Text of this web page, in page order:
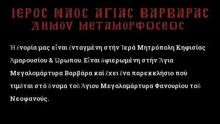
Ἡ ἐνορία μας εἶναι ἐνταγμένη στήν Ἱερά Μητρόπολη Κηφισίας
Ἁμαρουσίου & Ὠρωπου. Εἶναι ἀφιερωμένη στήν Ἅγια
Μεγαλομάρτυρα Βαρβάρα καί ἔχει ἕνα παρεκκλήσιο πού
τιμᾶται στό ὄνομα τοῦ Ἁγιου Μεγαλομάρτυρα Φανουρίου τοῦ
Νεοφανούς.